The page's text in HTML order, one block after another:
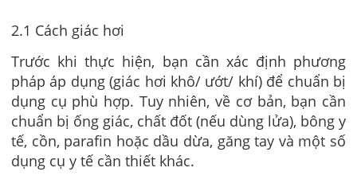
2.1 Cách giác hơi
Trước khi thực hiện, bạn cần xác định phương
pháp áp dụng (giác hơi khô/ ướt/ khí) để chuẩn bị
dụng cụ phù hợp. Tuy nhiên, về cơ bản, bạn cần
chuẩn bị ống giác, chất đốt (nếu dùng lửa), bông y
tế, cồn, parafin hoặc dầu dừa, găng tay và một số
dụng cụ y tế cần thiết khác.